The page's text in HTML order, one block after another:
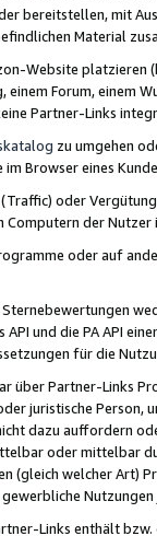
bereitstellen, mit
Material
Website
Forum, einem
Partner-Links
zu umgehen
Browser eines
oder
Computern der
oder auf
API und die PA API
für die
über Partner-Links
juristische
dazu auffordern
oder mittelbar
(gleich welcher Art)
Links enthält